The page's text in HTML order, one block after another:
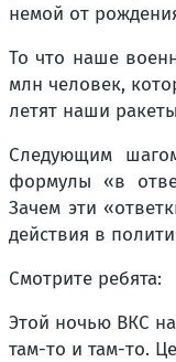
немой от
То что наше
млн человек,
летят наши
Следующим
формулы «в
Зачем эти
действия в
Смотрите ребята:
Этой ночью ВКС
там-то и там-то.